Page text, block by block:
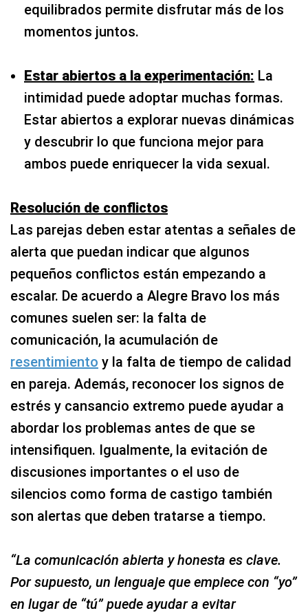
equilibrados permite disfrutar más de los
momentos juntos.
Estar abiertos a la experimentación: La
intimidad puede adoptar muchas formas.
Estar abiertos a explorar nuevas dinámicas
y descubrir lo que funciona mejor para
ambos puede enriquecer la vida sexual.
Resolución de conflictos
Las parejas deben estar atentas a señales de
alerta que puedan indicar que algunos
pequeños conflictos están empezando a
escalar. De acuerdo a Alegre Bravo los más
comunes suelen ser: la falta de
comunicación, la acumulación de
resentimiento y la falta de tiempo de calidad
en pareja. Además, reconocer los signos de
estrés y cansancio extremo puede ayudar a
abordar los problemas antes de que se
intensifiquen. Igualmente, la evitación de
discusiones importantes o el uso de
silencios como forma de castigo también
son alertas que deben tratarse a tiempo.
“La comunicación abierta y honesta es clave.
Por supuesto, un lenguaje que empiece con “yo”
en lugar de “tú” puede ayudar a evitar